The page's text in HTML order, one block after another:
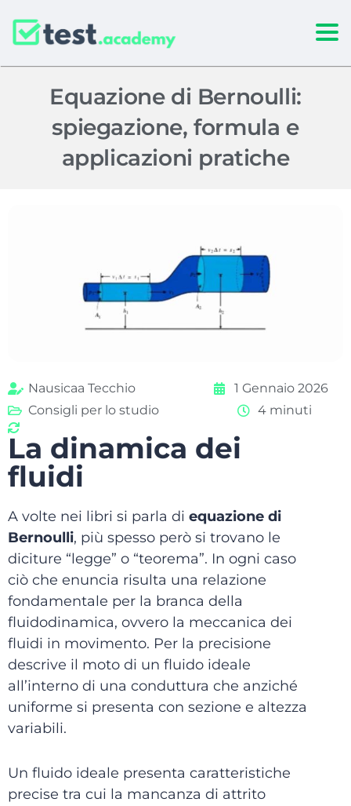
Equazione di Bernoulli:
spiegazione, formula e
applicazioni pratiche
Nausicaa Tecchio
1 Gennaio 2026
Consigli per lo studio
4 minuti
La dinamica dei
fluidi
A volte nei libri si parla di equazione di
Bernoulli, più spesso però si trovano le
diciture “legge” o “teorema”. In ogni caso
ciò che enuncia risulta una relazione
fondamentale per la branca della
fluidodinamica, ovvero la meccanica dei
fluidi in movimento. Per la precisione
descrive il moto di un fluido ideale
all’interno di una conduttura che anziché
uniforme si presenta con sezione e altezza
variabili.
Un fluido ideale presenta caratteristiche
precise tra cui la mancanza di attrito